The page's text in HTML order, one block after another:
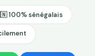
100% sénégalais